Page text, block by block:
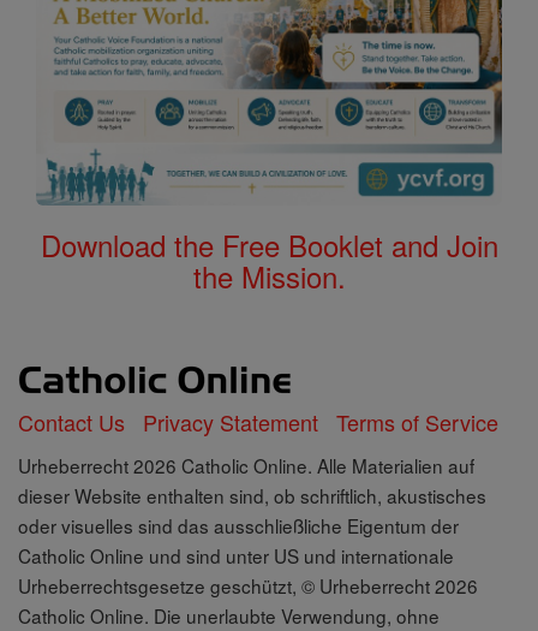
Download the Free Booklet and Join
the Mission.
Contact Us Privacy Statement Terms of Service
Urheberrecht 2026 Catholic Online. Alle Materialien auf
dieser Website enthalten sind, ob schriftlich, akustisches
oder visuelles sind das ausschließliche Eigentum der
Catholic Online und sind unter US und internationale
Urheberrechtsgesetze geschützt, © Urheberrecht 2026
Catholic Online. Die unerlaubte Verwendung, ohne